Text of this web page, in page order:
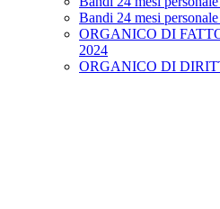
Bandi 24 mesi
ORGANICO DI
2024
ORGANICO DI